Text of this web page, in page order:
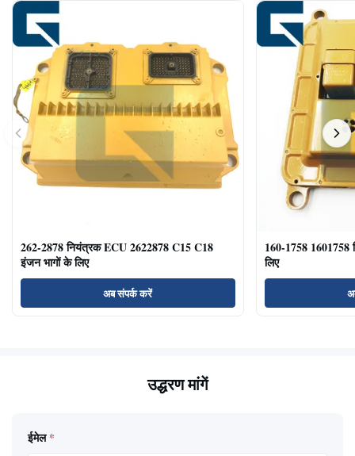
262-2878 नियंत्रक ECU 2622878 C15 C18
इंजन भागों के लिए
अब संपर्क करें
160-1758
लिए
उद्धरण मांगें
ईमेल *